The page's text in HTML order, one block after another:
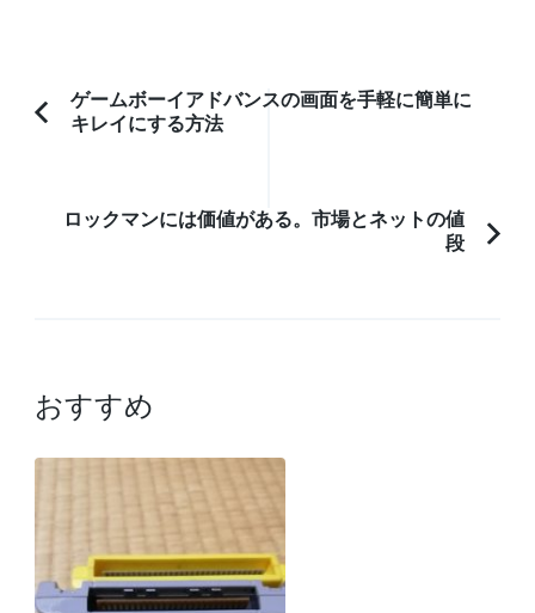
投
前
事:
ゲームボーイアドバンスの画面を手軽に簡単に
キレイにする方法
ロックマンには価値がある。市場とネットの値
段
おすすめ